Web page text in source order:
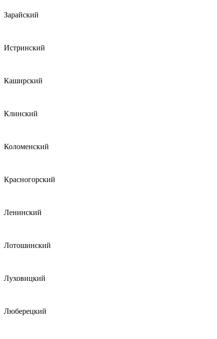
Зарайский
Истринский
Каширский
Клинский
Коломенский
Красногорский
Ленинский
Лотошинский
Луховицкий
Люберецкий